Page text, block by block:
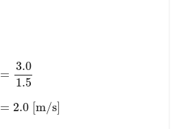
=
3.0
1.5
= 2.0 [m/s]